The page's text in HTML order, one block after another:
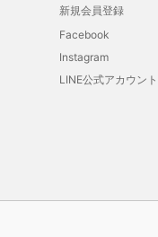
新規会員登録
Facebook
Instagram
LINE公式アカウント